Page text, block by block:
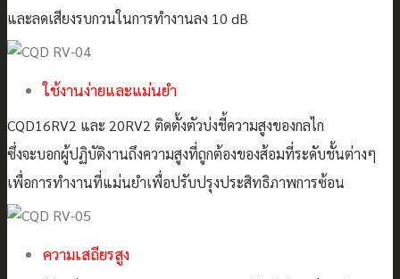
และลดเสียงรบกวนในการทำงานลง 10 dB
ใช้งานง่ายและแม่นยำ
CQD16RV2 และ 20RV2 ติดตั้งตัวบ่งชี้ความสูงของกลไก
ซึ่งจะบอกผู้ปฏิบัติงานถึงความสูงที่ถูกต้องของส้อมที่ระดับชั้นต่างๆ
เพื่อการทำงานที่แม่นยำเพื่อปรับปรุงประสิทธิภาพการซ้อน
ความเสถียรสูง